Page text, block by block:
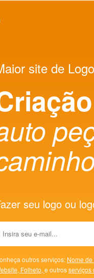
site de
seu logo ou
outros serviços: Nome
Folheto, e outrosserviços